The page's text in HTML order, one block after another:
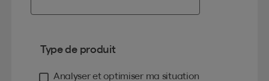
Type de produit
Analyser et optimiser ma situation